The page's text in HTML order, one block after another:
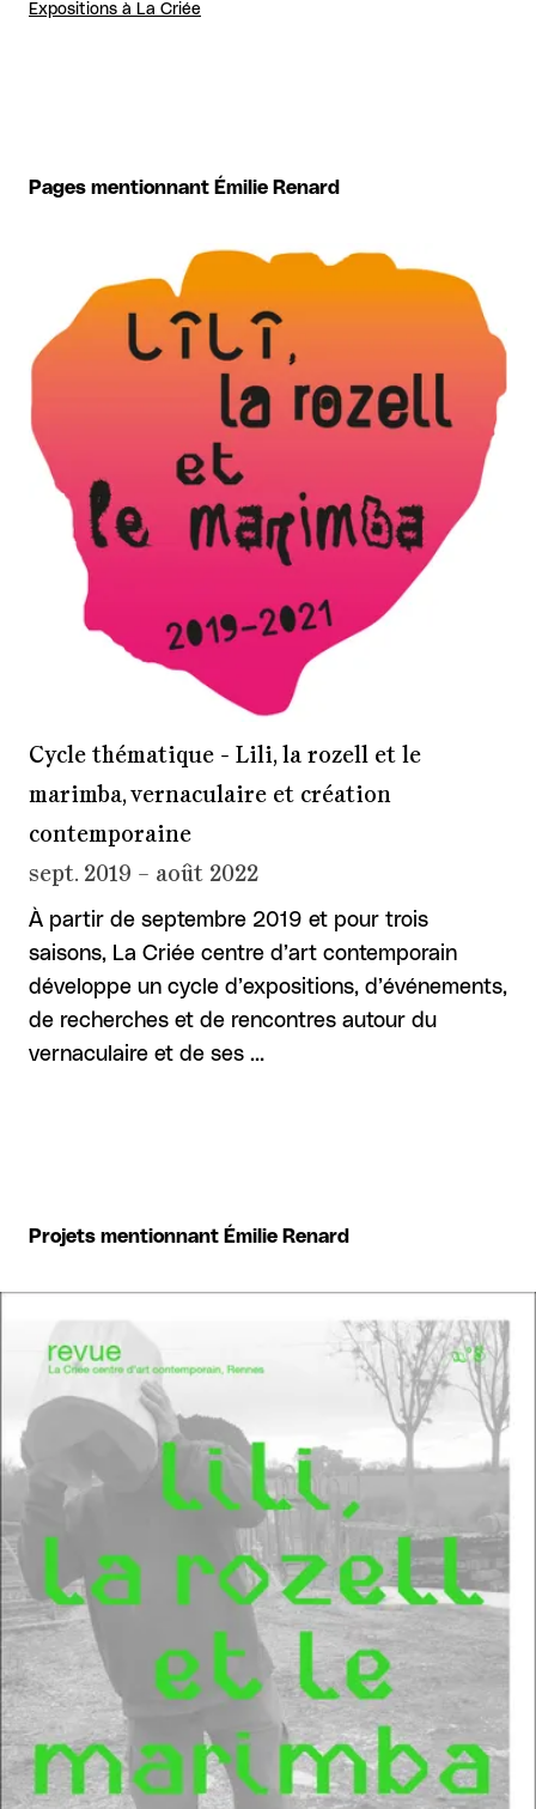
Expositions à La Criée
Pages mentionnant Émilie Renard
Cycle thématique - Lili, la rozell et le
marimba, vernaculaire et création
contemporaine
sept. 2019 – août 2022
À partir de septembre 2019 et pour trois
saisons, La Criée centre d’art contemporain
développe un cycle d’expositions, d’événements,
de recherches et de rencontres autour du
vernaculaire et de ses …
Projets mentionnant Émilie Renard